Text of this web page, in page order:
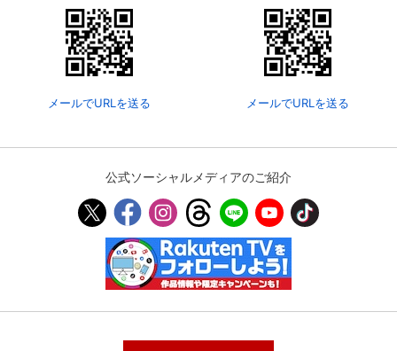
メールでURLを送る メールでURLを送る
公式ソーシャルメディアのご紹介